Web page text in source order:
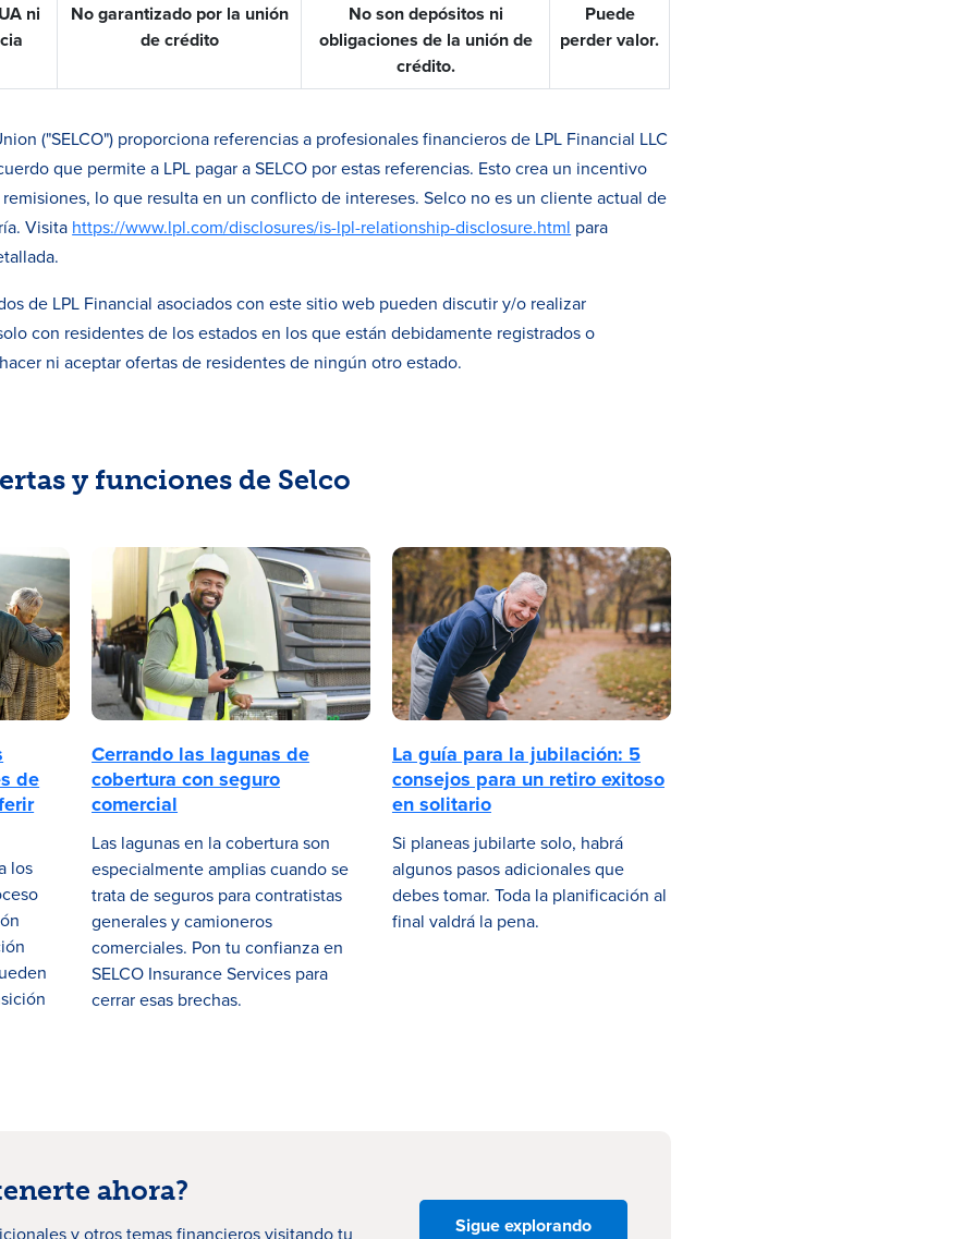
ni
No garantizado por la unión
de crédito
No son depósitos ni
obligaciones de la unión de
crédito.
Puede
perder valor.
("SELCO") proporciona referencias a profesionales financieros de LPL Financial LLC
que permite a LPL pagar a SELCO por estas referencias. Esto crea un incentivo
remisiones, lo que resulta en un conflicto de intereses. Selco no es un cliente actual de
Visita https://www.lpl.com/disclosures/is-lpl-relationship-disclosure.html para
de LPL Financial asociados con este sitio web pueden discutir y/o realizar
con residentes de los estados en los que están debidamente registrados o
ni aceptar ofertas de residentes de ningún otro estado.
y funciones de Selco
de
los
Cerrando las lagunas de
cobertura con seguro
comercial
Las lagunas en la cobertura son
especialmente amplias cuando se
trata de seguros para contratistas
generales y camioneros
comerciales. Pon tu confianza en
SELCO Insurance Services para
cerrar esas brechas.
La guía para la jubilación: 5
consejos para un retiro exitoso
en solitario
Si planeas jubilarte solo, habrá
algunos pasos adicionales que
debes tomar. Toda la planificación al
final valdrá la pena.
ahora?
Sigue explorando